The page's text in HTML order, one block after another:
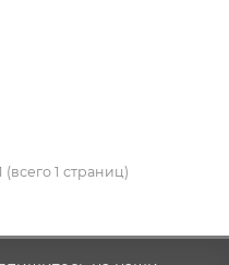
(всего 1 страниц)